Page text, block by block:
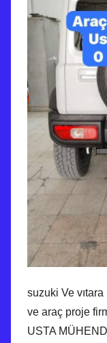
suzuki Ve
ve araç proje
USTA